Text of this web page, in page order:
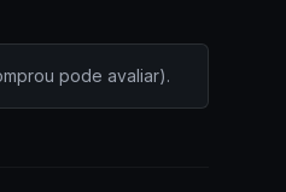
pode avaliar).